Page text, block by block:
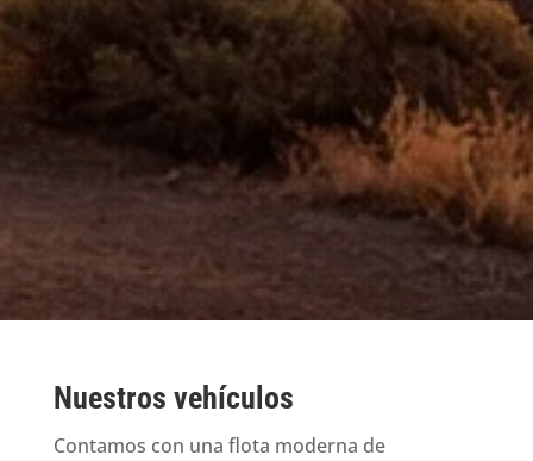
Nuestros vehículos
Contamos con una flota moderna de